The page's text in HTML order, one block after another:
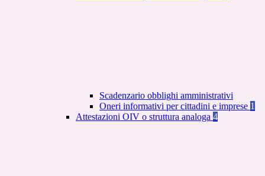
Scadenzario obblighi amministrativi
Oneri informativi per cittadini e imprese 1
Attestazioni OIV o struttura analoga 4